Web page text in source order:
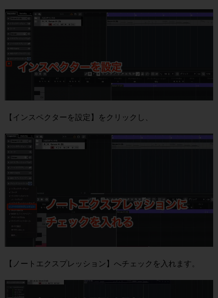
【インスペクターを設定】をクリックし、
【ノートエクスプレッション】へチェックを入れます。